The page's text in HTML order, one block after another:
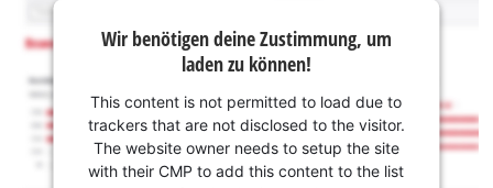
Wir benötigen deine Zustimmung, um
laden zu können!
This content is not permitted to load due to
trackers that are not disclosed to the visitor.
The website owner needs to setup the site
with their CMP to add this content to the list